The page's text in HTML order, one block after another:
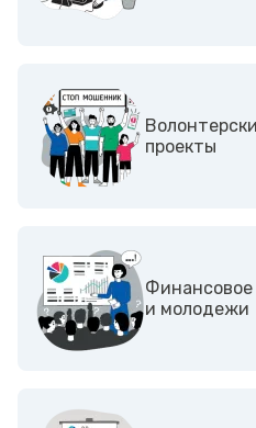
проекты
и молодежи